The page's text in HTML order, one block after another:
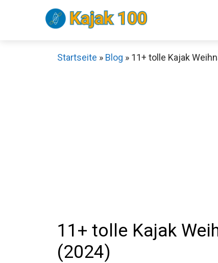
Startseite » Blog » 11+ tolle Kajak
11+ tolle Kajak
(2024)